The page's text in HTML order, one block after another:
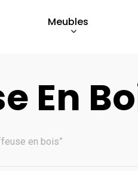
Meubles
En
en bois”